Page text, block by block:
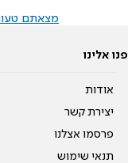
מצאתם
פנו אלינו
אודות
יצירת קשר
פרסמו אצלנו
תנאי שימוש